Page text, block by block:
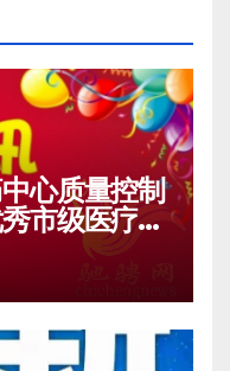
心质量控制
市级医疗质